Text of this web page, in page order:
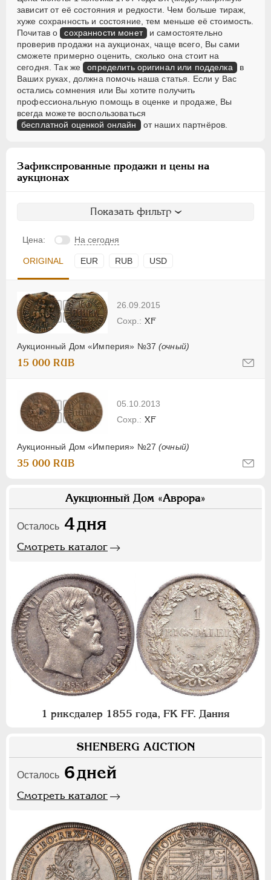
зависит от её состояния и редкости. Чем больше тираж,
хуже сохранность и состояние, тем меньше её стоимость.
Почитав о сохранности монет и самостоятельно
проверив продажи на аукционах, чаще всего, Вы сами
сможете примерно оценить, сколько она стоит на
сегодня. Так же определить оригинал или подделка в
Ваших руках, должна помочь наша статья. Если у Вас
остались сомнения или Вы хотите получить
профессиональную помощь в оценке и продаже, Вы
всегда можете воспользоваться
бесплатной оценкой онлайн от наших партнёров.
Зафиксированные продажи и цены на
аукционах
Показать фильтр
Цена: На сегодня
ORIGINAL EUR RUB USD
26.09.2015
Аукционный Дом «Империя» №37(очный)
XF
15 000 RUB
05.10.2013
Аукционный Дом «Империя» №27(очный)
XF
35 000 RUB
Аукционный Дом «Аврора»
Осталось 4дня
Смотреть каталог
1 риксдалер 1855 года, FK FF. Дания
SHENBERG AUCTION
Осталось 6дней
Смотреть каталог